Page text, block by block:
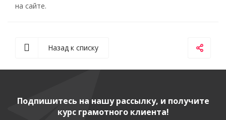
на сайте.
Назад к списку
Подпишитесь на нашу рассылку, и получите
курс грамотного клиента!